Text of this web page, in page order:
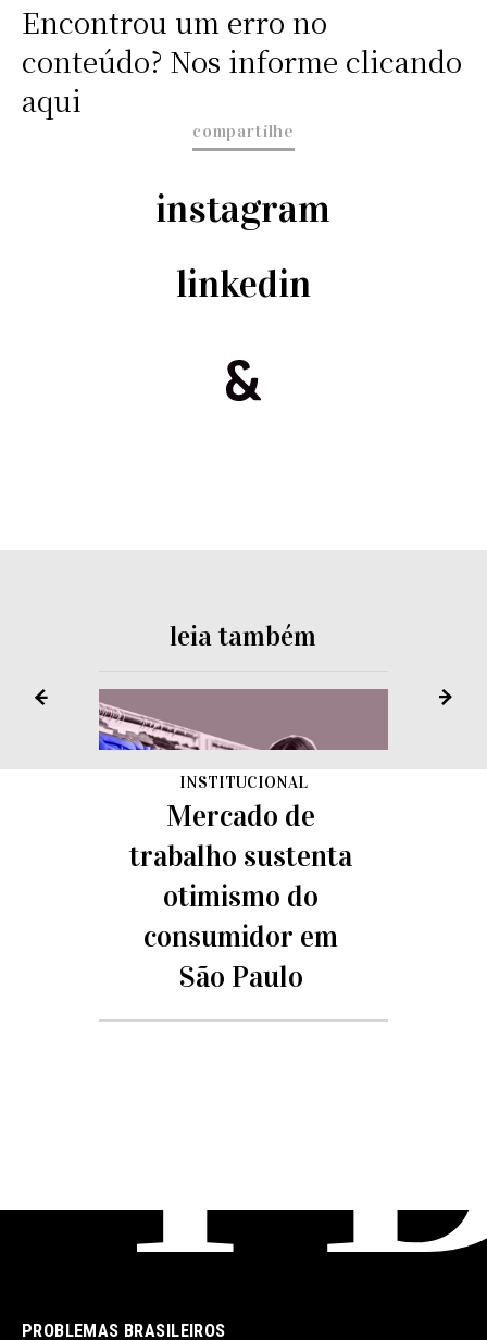
Encontrou um erro no
conteúdo? Nos informe clicando
aqui
compartilhe
instagram
linkedin
leia também
INSTITUCIONAL
Mercado de
trabalho sustenta
otimismo do
consumidor em
São Paulo
PROBLEMAS BRASILEIROS